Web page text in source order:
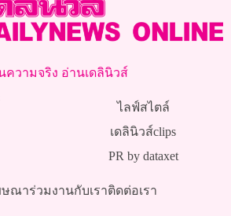
ความจริง อ่านเดลินิวส์
ไลฟ์สไตล์
เดลินิวส์clips
PR by dataxet
ษณาร่วมงานกับเราติดต่อเรา